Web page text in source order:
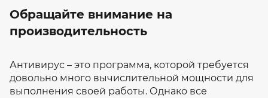
Обращайте внимание на
производительность
Антивирус – это программа, которой требуется
довольно много вычислительной мощности для
выполнения своей работы. Однако все